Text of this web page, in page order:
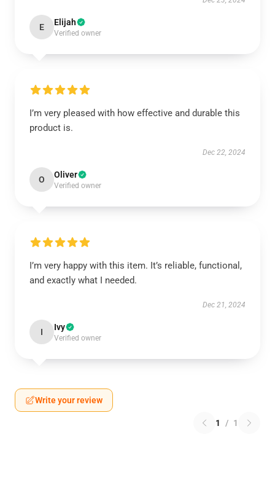
E Elijah
Verified owner
I’m very pleased with how effective and durable this
product is.
Dec 22, 2024
O Oliver
Verified owner
I’m very happy with this item. It’s reliable, functional,
and exactly what I needed.
Dec 21, 2024
I Ivy
Verified owner
Write your review
1 / 1